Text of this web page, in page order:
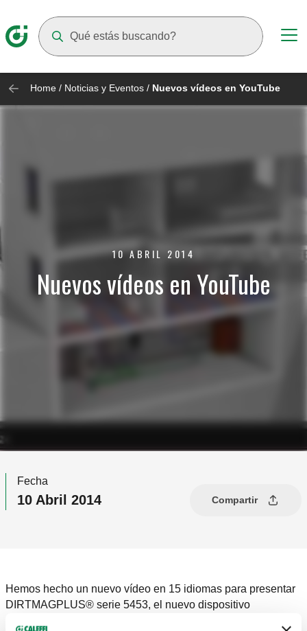
Home / Noticias y Eventos / Nuevos vídeos en YouTube
10 ABRIL 2014
Nuevos vídeos en YouTube
Fecha
10 Abril 2014 Compartir
Hemos hecho un nuevo vídeo en 15 idiomas para presentar
DIRTMAGPLUS® serie 5453, el nuevo dispositivo